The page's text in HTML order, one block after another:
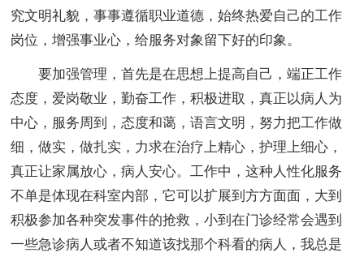
究文明礼貌，事事遵循职业道德，始终热爱自己的工作
岗位，增强事业心，给服务对象留下好的印象。
要加强管理，首先是在思想上提高自己，端正工作
态度，爱岗敬业，勤奋工作，积极进取，真正以病人为
中心，服务周到，态度和蔼，语言文明，努力把工作做
细，做实，做扎实，力求在治疗上精心，护理上细心，
真正让家属放心，病人安心。工作中，这种人性化服务
不单是体现在科室内部，它可以扩展到方方面面，大到
积极参加各种突发事件的抢救，小到在门诊经常会遇到
一些急诊病人或者不知道该找那个科看的病人，我总是